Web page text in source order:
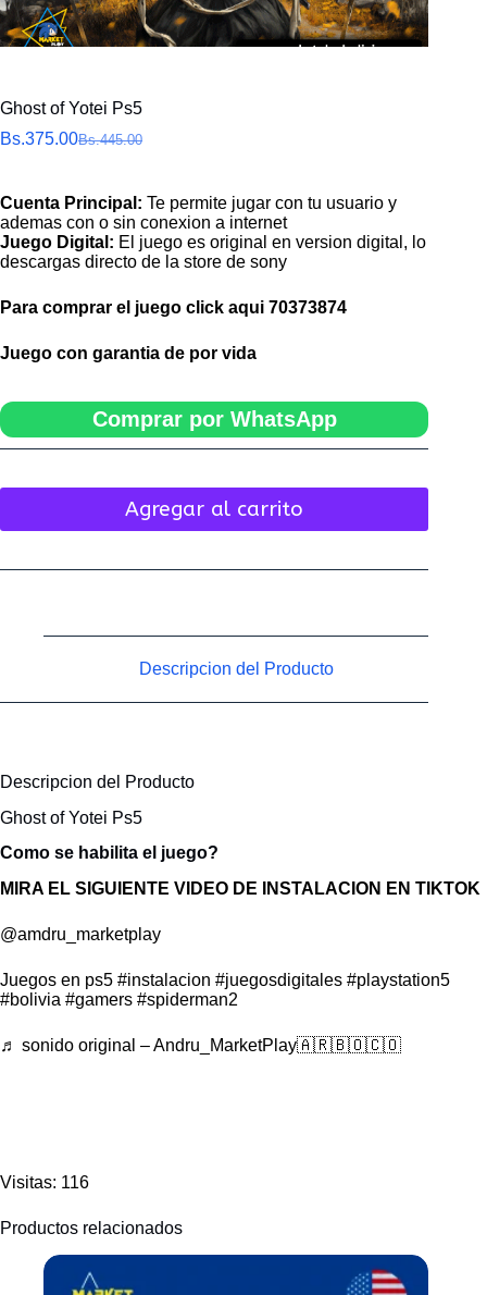
Ghost of Yotei Ps5
Bs.445.00
El
era:
Bs.445.00.
Bs.375.00El
es:
Bs.375.00.
Cuenta Principal: Te permite jugar con tu usuario y
ademas con o sin conexion a internet
Juego Digital: El juego es original en version digital, lo
descargas directo de la store de sony
Para comprar el juego click aqui 70373874
Juego con garantia de por vida
Comprar por WhatsApp
Agregar al carrito
Descripcion del Producto
Descripcion del Producto
Ghost of Yotei Ps5
Como se habilita el juego?
MIRA EL SIGUIENTE VIDEO DE INSTALACION EN TIKTOK
@amdru_marketplay
Juegos en ps5 #instalacion #juegosdigitales #playstation5
#bolivia #gamers #spiderman2
♬ sonido original – Andru_MarketPlay🇦🇷🇧🇴🇨🇴
Visitas: 116
Productos relacionados